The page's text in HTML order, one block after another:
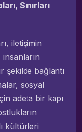
Sınırları
iletişimin
şekilde bağlantı
sosyal
adeta bir kapı
kültürleri